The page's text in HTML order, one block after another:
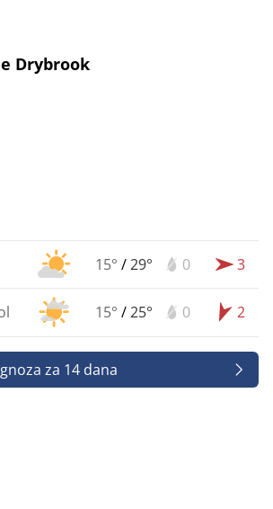
Drybrook
15° /29° 0 3
15° /25° 0 2
za 14 dana